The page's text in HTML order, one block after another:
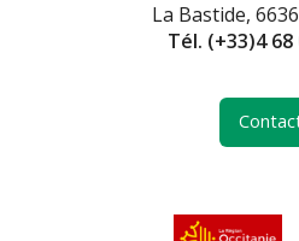
La Bastide,
Tél. (+33)4 68